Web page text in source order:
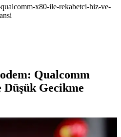
x80-ile-rekabetci-hiz-ve-
Qualcomm
Düşük Gecikme